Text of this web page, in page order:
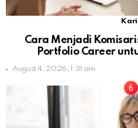
Cara Menjadi
Portfolio Career
August 4, 2026, 1:31 am